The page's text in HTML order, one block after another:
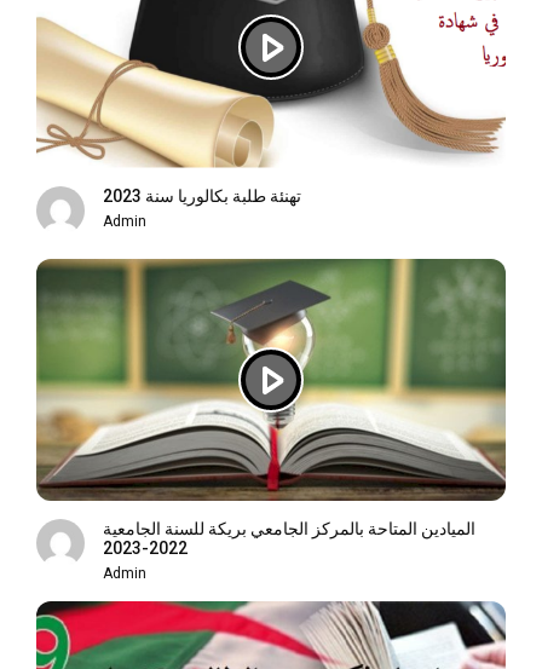
تهنئة طلبة بكالوريا سنة 2023
Admin
الميادين المتاحة بالمركز الجامعي بريكة للسنة الجامعية
2022-2023
Admin